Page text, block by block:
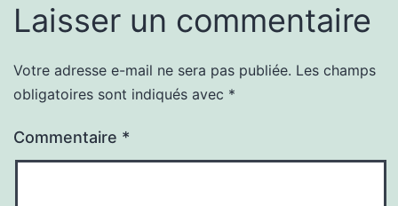
Laisser un commentaire
Votre adresse e-mail ne sera pas publiée. Les champs
obligatoires sont indiqués avec *
Commentaire *